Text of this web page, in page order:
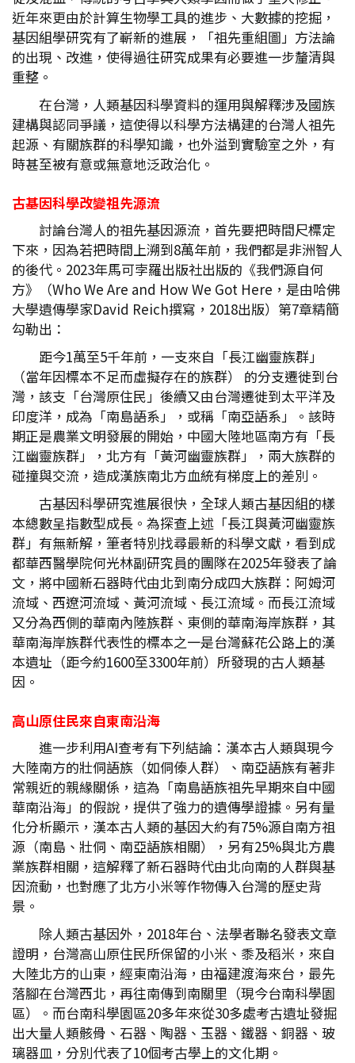
近年來更由於計算生物學工具的進步、大數據的挖掘，
基因組學研究有了嶄新的進展，「祖先重組圖」方法論
的出現、改進，使得過往研究成果有必要進一步釐清與
重整。
在台灣，人類基因科學資料的運用與解釋涉及國族
建構與認同爭議，這使得以科學方法構建的台灣人祖先
起源、有關族群的科學知識，也外溢到實驗室之外，有
時甚至被有意或無意地泛政治化。
古基因科學改變祖先源流
討論台灣人的祖先基因源流，首先要把時間尺標定
下來，因為若把時間上溯到8萬年前，我們都是非洲智人
的後代。2023年馬可孛羅出版社出版的《我們源自何
方》（Who We Are and How We Got Here，是由哈佛
大學遺傳學家David Reich撰寫，2018出版）第7章精簡
勾勒出：
距今1萬至5千年前，一支來自「長江幽靈族群」
（當年因標本不足而虛擬存在的族群） 的分支遷徙到台
灣，該支「台灣原住民」後續又由台灣遷徙到太平洋及
印度洋，成為「南島語系」，或稱「南亞語系」。該時
期正是農業文明發展的開始，中國大陸地區南方有「長
江幽靈族群」，北方有「黃河幽靈族群」，兩大族群的
碰撞與交流，造成漢族南北方血統有梯度上的差別。
古基因科學研究進展很快，全球人類古基因組的樣
本總數呈指數型成長。為探查上述「長江與黃河幽靈族
群」有無新解，筆者特別找尋最新的科學文獻，看到成
都華西醫學院何光林副研究員的團隊在2025年發表了論
文，將中國新石器時代由北到南分成四大族群：阿姆河
流域、西遼河流域、黃河流域、長江流域。而長江流域
又分為西側的華南內陸族群、東側的華南海岸族群，其
華南海岸族群代表性的標本之一是台灣蘇花公路上的漢
本遺址（距今約1600至3300年前）所發現的古人類基
因。
高山原住民來自東南沿海
進一步利用AI查考有下列結論：漢本古人類與現今
大陸南方的壯侗語族（如侗傣人群）、南亞語族有著非
常親近的親緣關係，這為「南島語族祖先早期來自中國
華南沿海」的假說，提供了強力的遺傳學證據。另有量
化分析顯示，漢本古人類的基因大約有75%源自南方祖
源（南島、壯侗、南亞語族相關），另有25%與北方農
業族群相關，這解釋了新石器時代由北向南的人群與基
因流動，也對應了北方小米等作物傳入台灣的歷史背
景。
除人類古基因外，2018年台、法學者聯名發表文章
證明，台灣高山原住民所保留的小米、黍及稻米，來自
大陸北方的山東，經東南沿海，由福建渡海來台，最先
落腳在台灣西北，再往南傳到南關里（現今台南科學園
區）。而台南科學園區20多年來從30多處考古遺址發掘
出大量人類骸骨、石器、陶器、玉器、鐵器、銅器、玻
璃器皿，分別代表了10個考古學上的文化期。